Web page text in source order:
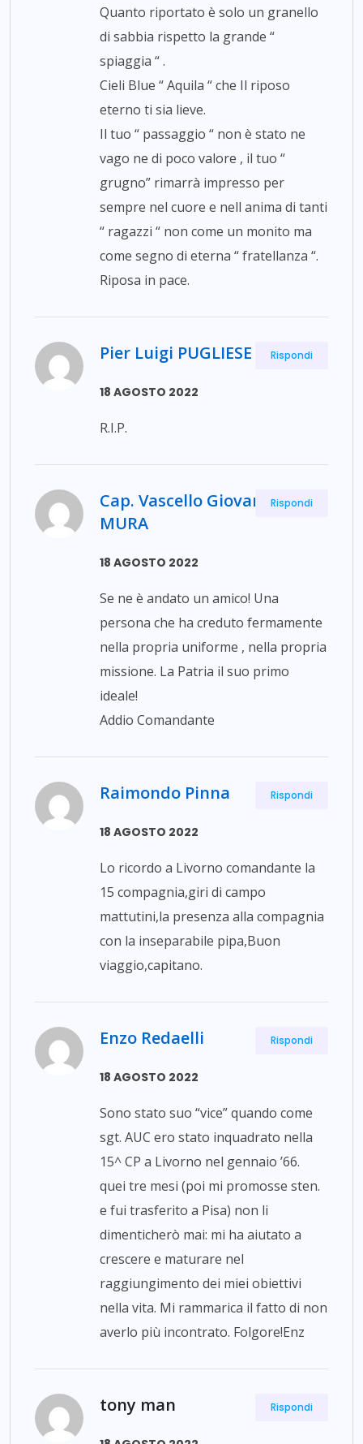
Quanto riportato è solo un granello
di sabbia rispetto la grande “
spiaggia “ .
Cieli Blue “ Aquila “ che Il riposo
eterno ti sia lieve.
Il tuo “ passaggio “ non è stato ne
vago ne di poco valore , il tuo “
grugno” rimarrà impresso per
sempre nel cuore e nell anima di tanti
“ ragazzi “ non come un monito ma
come segno di eterna “ fratellanza “.
Riposa in pace.
Pier Luigi PUGLIESE
18 AGOSTO 2022
R.I.P.
Rispondi
Cap. Vascello Giovanni
MURA
18 AGOSTO 2022
Se ne è andato un amico! Una
persona che ha creduto fermamente
nella propria uniforme , nella propria
missione. La Patria il suo primo
ideale!
Addio Comandante
Rispondi
Raimondo Pinna
18 AGOSTO 2022
Lo ricordo a Livorno comandante la
15 compagnia,giri di campo
mattutini,la presenza alla compagnia
con la inseparabile pipa,Buon
viaggio,capitano.
Rispondi
Enzo Redaelli
18 AGOSTO 2022
Sono stato suo “vice” quando come
sgt. AUC ero stato inquadrato nella
15^ CP a Livorno nel gennaio ’66.
quei tre mesi (poi mi promosse sten.
e fui trasferito a Pisa) non li
dimenticherò mai: mi ha aiutato a
crescere e maturare nel
raggiungimento dei miei obiettivi
nella vita. Mi rammarica il fatto di non
averlo più incontrato. Folgore!Enz
Rispondi
tony man Rispondi